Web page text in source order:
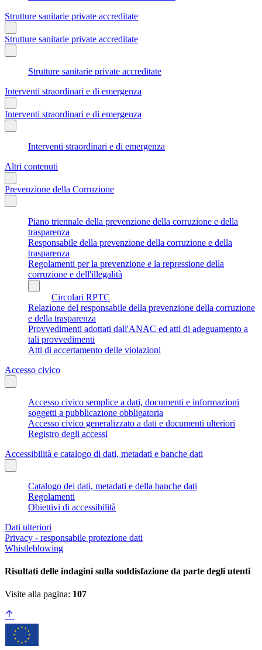
Strutture sanitarie private accreditate
Strutture sanitarie private accreditate
Strutture sanitarie private accreditate
Interventi straordinari e di emergenza
Interventi straordinari e di emergenza
Interventi straordinari e di emergenza
Altri contenuti
Prevenzione della Corruzione
Piano triennale della prevenzione della corruzione e della
trasparenza
Responsabile della prevenzione della corruzione e della
trasparenza
Regolamenti per la prevenzione e la repressione della
corruzione e dell'illegalità
Circolari RPTC
Relazione del responsabile della prevenzione della corruzione
e della trasparenza
Provvedimenti adottati dall'ANAC ed atti di adeguamento a
tali provvedimenti
Atti di accertamento delle violazioni
Accesso civico
Accesso civico semplice a dati, documenti e informazioni
soggetti a pubblicazione obbligatoria
Accesso civico generalizzato a dati e documenti ulteriori
Registro degli accessi
Accessibilità e catalogo di dati, metadati e banche dati
Catalogo dei dati, metadati e della banche dati
Regolamenti
Obiettivi di accessibilità
Dati ulteriori
Privacy - responsabile protezione dati
Whistleblowing
Risultati delle indagini sulla soddisfazione da parte degli utenti
Visite alla pagina: 107